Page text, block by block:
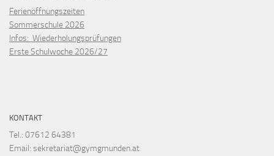
Ferienöffnungszeiten
Sommerschule 2026
Infos: Wiederholungsprüfungen
Erste Schulwoche 2026/27
KONTAKT
Tel.: 07612 64381
Email: sekretariat@gymgmunden.at